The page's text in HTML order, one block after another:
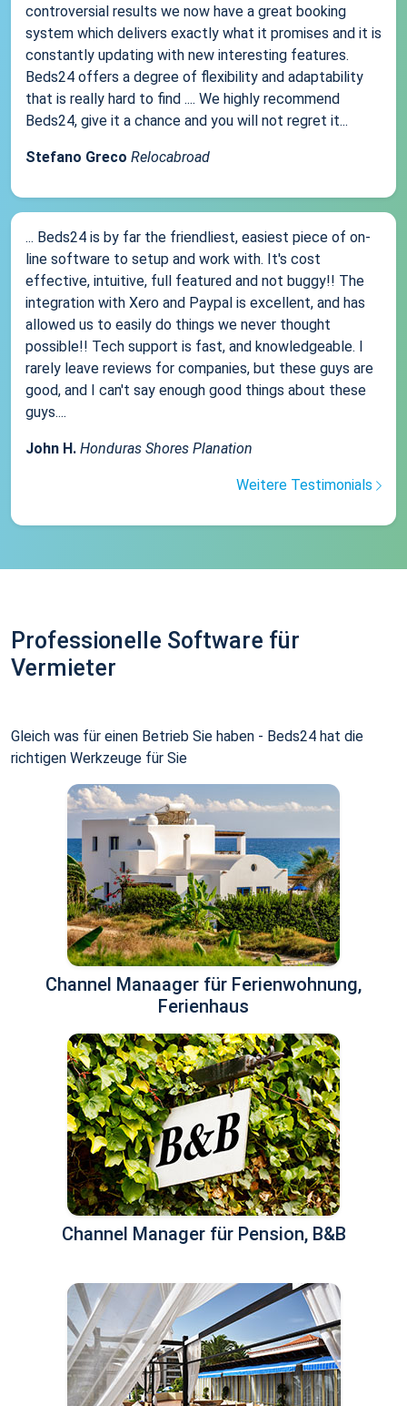
controversial results we now have a great booking
system which delivers exactly what it promises and it is
constantly updating with new interesting features.
Beds24 offers a degree of flexibility and adaptability
that is really hard to find .... We highly recommend
Beds24, give it a chance and you will not regret it...
Stefano Greco Relocabroad
... Beds24 is by far the friendliest, easiest piece of on-
line software to setup and work with. It's cost
effective, intuitive, full featured and not buggy!! The
integration with Xero and Paypal is excellent, and has
allowed us to easily do things we never thought
possible!! Tech support is fast, and knowledgeable. I
rarely leave reviews for companies, but these guys are
good, and I can't say enough good things about these
guys....
John H. Honduras Shores Planation
Weitere Testimonials
Professionelle Software für
Vermieter
Gleich was für einen Betrieb Sie haben - Beds24 hat die
richtigen Werkzeuge für Sie
Channel Manaager für Ferienwohnung,
Ferienhaus
Channel Manager für Pension, B&B